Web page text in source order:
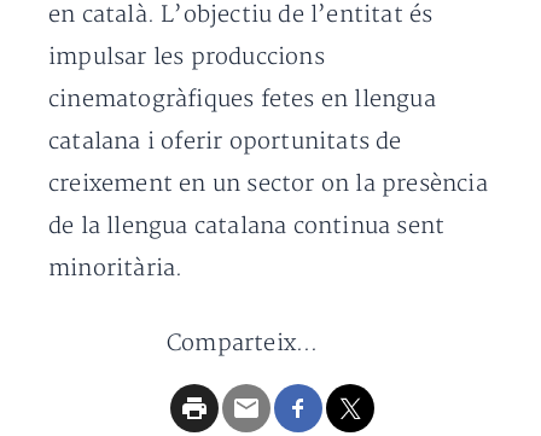
en català. L’objectiu de l’entitat és
impulsar les produccions
cinematogràfiques fetes en llengua
catalana i oferir oportunitats de
creixement en un sector on la presència
de la llengua catalana continua sent
minoritària.
Comparteix...